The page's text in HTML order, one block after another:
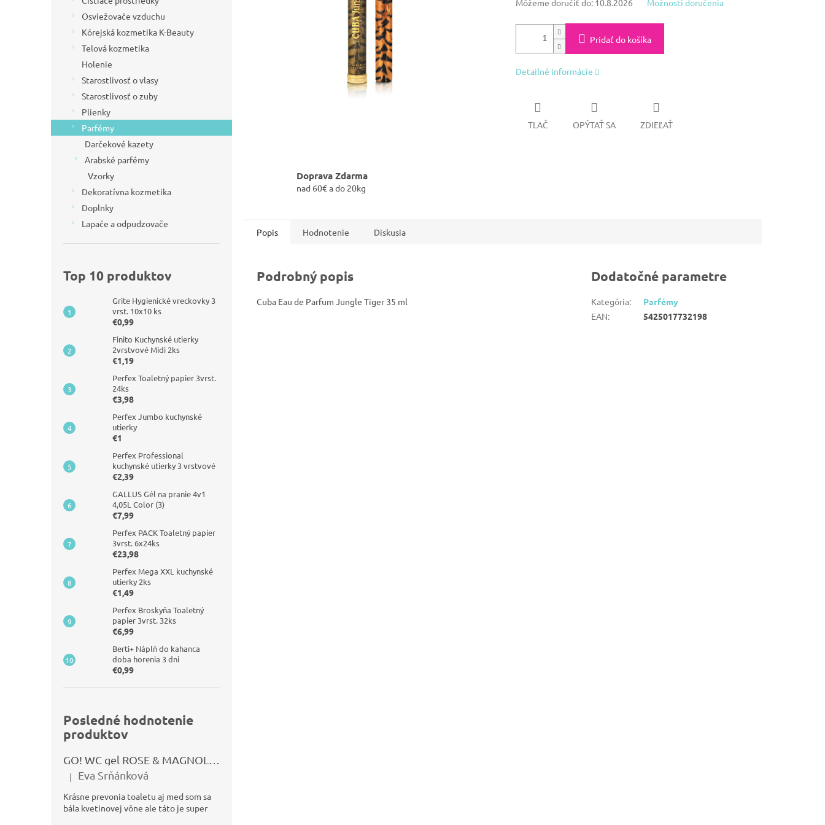
Osviežovače vzduchu
Kórejská kozmetika K-Beauty
Telová kozmetika
Holenie
Starostlivosť o vlasy
Starostlivosť o zuby
Plienky
Parfémy
Darčekové kazety
Arabské parfémy
Vzorky
Dekoratívna kozmetika
Doplnky
Lapače a odpudzovače
Top 10 produktov
Grite Hygienické vreckovky 3
vrst. 10x10 ks
€0,99
Finito Kuchynské utierky
2vrstvové Midi 2ks
€1,19
Perfex Toaletný papier 3vrst.
24ks
€3,98
Perfex Jumbo kuchynské
utierky
€1
Perfex Professional
kuchynské utierky 3 vrstvové
€2,39
GALLUS Gél na pranie 4v1
4,05L Color (3)
€7,99
Perfex PACK Toaletný papier
3vrst. 6x24ks
€23,98
Perfex Mega XXL kuchynské
utierky 2ks
€1,49
Perfex Broskyňa Toaletný
papier 3vrst. 32ks
€6,99
Berti+ Náplň do kahanca
doba horenia 3 dni
€0,99
Posledné hodnotenie
produktov
Hodnotenie produktu je 5 z 5 hviezdičiek.
| Eva Srňánková
Krásne prevonia toaletu aj med som sa
bála kvetinovej vône ale táto je super
Môžeme doručiť do: 10.8.2026 Možnosti doručenia
Pridať do košíka
Detailné informácie
TLAČ OPÝTAŤ SA ZDIEĽAŤ
Doprava Zdarma
nad 60€ a do 20kg
Popis Hodnotenie Diskusia
Podrobný popis
Cuba Eau de Parfum Jungle Tiger 35 ml
Dodatočné parametre
Kategória:
Parfémy
EAN: 5425017732198